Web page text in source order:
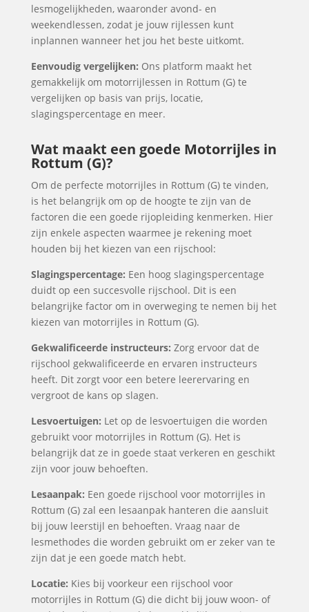
lesmogelijkheden, waaronder avond- en
weekendlessen, zodat je jouw rijlessen kunt
inplannen wanneer het jou het beste uitkomt.
Eenvoudig vergelijken: Ons platform maakt het
gemakkelijk om motorrijlessen in Rottum (G) te
vergelijken op basis van prijs, locatie,
slagingspercentage en meer.
Wat maakt een goede Motorrijles in
Rottum (G)?
Om de perfecte motorrijles in Rottum (G) te vinden,
is het belangrijk om op de hoogte te zijn van de
factoren die een goede rijopleiding kenmerken. Hier
zijn enkele aspecten waarmee je rekening moet
houden bij het kiezen van een rijschool:
Slagingspercentage: Een hoog slagingspercentage
duidt op een succesvolle rijschool. Dit is een
belangrijke factor om in overweging te nemen bij het
kiezen van motorrijles in Rottum (G).
Gekwalificeerde instructeurs: Zorg ervoor dat de
rijschool gekwalificeerde en ervaren instructeurs
heeft. Dit zorgt voor een betere leerervaring en
vergroot de kans op slagen.
Lesvoertuigen: Let op de lesvoertuigen die worden
gebruikt voor motorrijles in Rottum (G). Het is
belangrijk dat ze in goede staat verkeren en geschikt
zijn voor jouw behoeften.
Lesaanpak: Een goede rijschool voor motorrijles in
Rottum (G) zal een lesaanpak hanteren die aansluit
bij jouw leerstijl en behoeften. Vraag naar de
lesmethodes die worden gebruikt om er zeker van te
zijn dat je een goede match hebt.
Locatie: Kies bij voorkeur een rijschool voor
motorrijles in Rottum (G) die dicht bij jouw woon- of